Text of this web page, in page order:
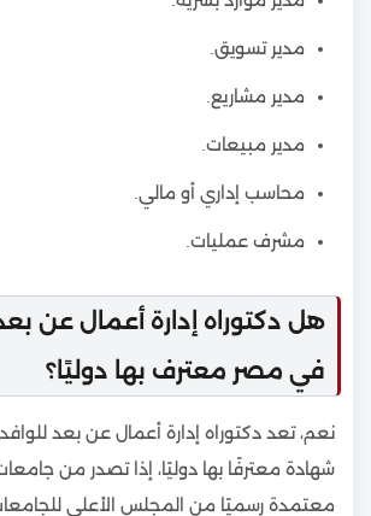
مدير تسويق.
مدير مشاريع.
مدير مبيعات.
محاسب إداري أو مالي.
مشرف عمليات.
هل دكتوراه إدارة أعمال عن
في مصر معترف بها دوليًا؟
نعم، تعد دكتوراه إدارة أعمال عن بعد
شهادة معترفًا بها دوليًا، إذا تصدر من
معتمدة رسميًا من المجلس الأعلى